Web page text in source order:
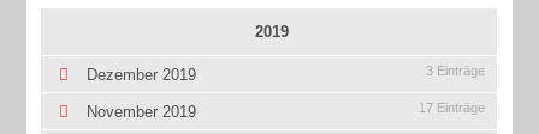
2019
Dezember 2019 3 Einträge
November 2019 17 Einträge